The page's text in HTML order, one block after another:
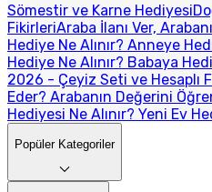
Sömestir ve Karne Hediyesi
FikirleriAraba İlanı Ver,
Hediye Ne Alınır? Anneye
Hediye Ne Alınır? Babaya
2026 - Çeyiz Seti ve Hesaplı
Eder? Arabanın Değerini
Hediyesi Ne Alınır? Yeni Ev
Popüler Kategoriler